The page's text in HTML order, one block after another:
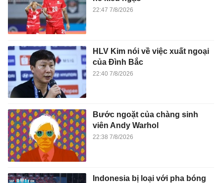
22:47 7/8/2026
HLV Kim nói về việc xuất ngoại
của Đình Bắc
22:40 7/8/2026
Bước ngoặt của chàng sinh
viên Andy Warhol
22:38 7/8/2026
Indonesia bị loại với pha bóng